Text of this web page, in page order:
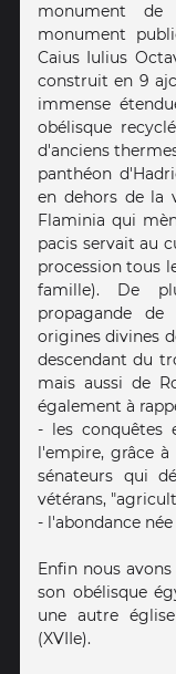
monument de
monument
Caius Iulius
construit en 9
immense
obélisque
d'anciens
panthéon
en dehors de la
Flaminia qui
pacis servait au
procession tous
famille). De
propagande
origines divines
descendant du
mais aussi de
également à
- les conquêtes
l'empire, grâce à
sénateurs qui
vétérans,
- l'abondance
Enfin nous
son obélisque
une autre
(XVIIe).